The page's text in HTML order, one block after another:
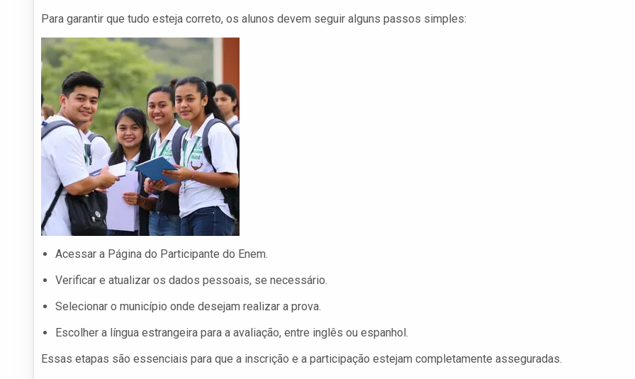
Para garantir que tudo esteja correto, os alunos devem seguir alguns passos simples:
Acessar a Página do Participante do Enem.
Verificar e atualizar os dados pessoais, se necessário.
Selecionar o município onde desejam realizar a prova.
Escolher a língua estrangeira para a avaliação, entre inglês ou espanhol.
Essas etapas são essenciais para que a inscrição e a participação estejam completamente asseguradas.